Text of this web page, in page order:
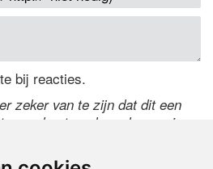
bij reacties.
zeker van te zijn dat dit een
onderstaande code over in